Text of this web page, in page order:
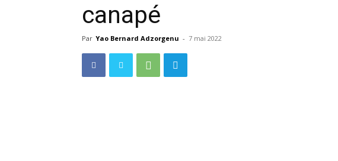
canapé
Par Yao Bernard Adzorgenu - 7 mai 2022